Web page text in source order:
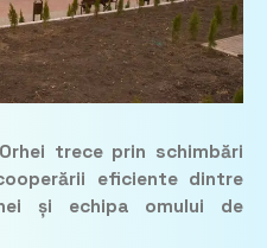
trece prin schimbări
eficiente dintre
și echipa omului de